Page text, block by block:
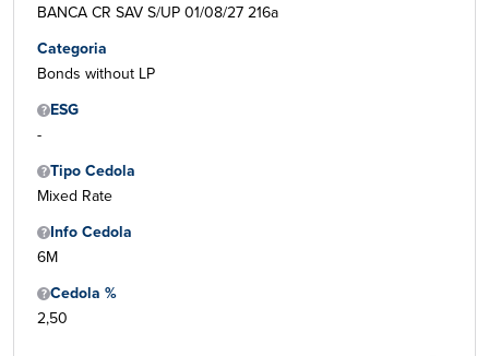
BANCA CR SAV S/UP 01/08/27 216a
Categoria
Bonds without LP
ESG
-
Tipo Cedola
Mixed Rate
Info Cedola
6M
Cedola %
2,50